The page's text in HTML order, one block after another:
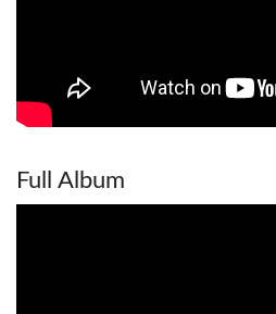
Full Album